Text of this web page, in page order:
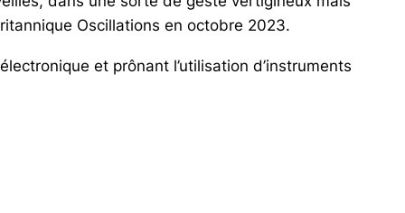
Oscillations en octobre 2023.
et prônant l’utilisation d’instruments